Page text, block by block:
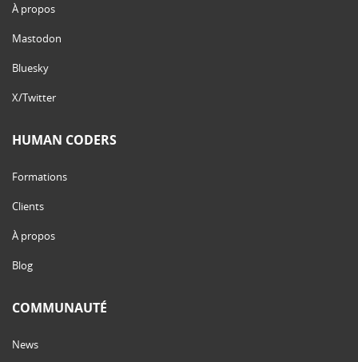
À propos
Mastodon
Bluesky
X/Twitter
HUMAN CODERS
Formations
Clients
À propos
Blog
COMMUNAUTÉ
News